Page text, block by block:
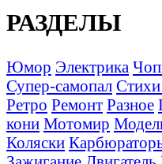
РАЗДЕЛЫ
Юмор Электрика
Супер-самопал Стихи
Ретро Ремонт Разное
кони Мотомир
Коляски